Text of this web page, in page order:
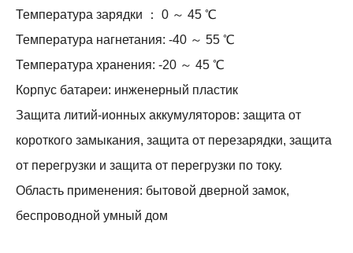
Температура зарядки ： 0 ～ 45 ℃
Температура нагнетания: -40 ～ 55 ℃
Температура хранения: -20 ～ 45 ℃
Корпус батареи: инженерный пластик
Защита литий-ионных аккумуляторов: защита от
короткого замыкания, защита от перезарядки, защита
от перегрузки и защита от перегрузки по току.
Область применения: бытовой дверной замок,
беспроводной умный дом